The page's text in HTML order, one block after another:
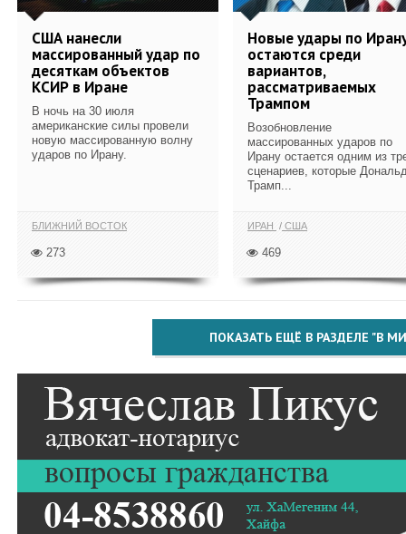
США нанесли
массированный удар по
десяткам объектов
КСИР в Иране
В ночь на 30 июля
американские силы провели
новую массированную волну
ударов по Ирану.
БЛИЖНИЙ ВОСТОК
273
Новые удары по
остаются среди
вариантов,
рассматриваемых
Трампом
Возобновление
массированных ударов по
Ирану остается одним из
сценариев, которые
Трамп...
ИРАН США
469
ПОКАЗАТЬ ЕЩЁ В РАЗДЕЛЕ "В